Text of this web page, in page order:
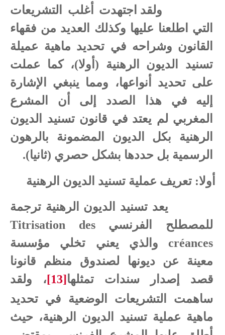
ولقد اجتهدت أغلب التشريعات
التي اطلعنا عليها وكذلك العديد من فقهاء
القانون وشراحه في تحديد ماهية عميلة
تسنيد الديون الرهنية (أولا)، كما عملت
على تحديد أنواعها، ومما ينبغي الإشارة
إليه في هذا الصدد إلى أن المشرع
المغربي لم يعتد في قانون تسنيد الديون
الرهنية بكل الديون المضمونة بالرهون
الرسمية بل حددها بشكل حصري (ثانيا).
أولا: تعريف عملية تسنيد الديون الرهنية
يعد تسنيد الديون الرهنية ترجمة
للمصطلح الفرنسيTitrisation des
créances والذي يعني تخلي مؤسسة
معينة عن ديونها لصندوق منظم قانونا
قصد إصدار سندات تمثلها[13]، ولقد
ساهمت التشريعات الوضعية في تحديد
ماهية عملية تسنيد الديون الرهنية، حيث